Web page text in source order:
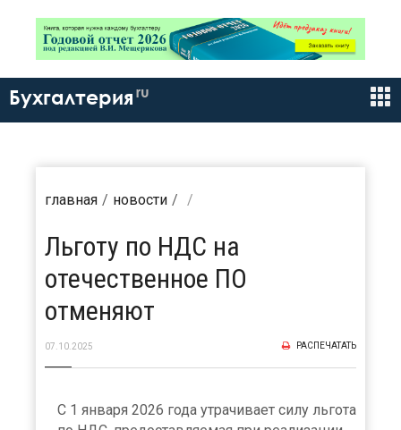
Бухгалтерия ru
главная новости
Льготу по НДС на
отечественное ПО
отменяют
07.10.2025 РАСПЕЧАТАТЬ
С 1 января 2026 года утрачивает силу льгота